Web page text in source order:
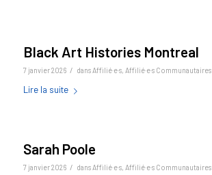
Black Art Histories Montreal
7 janvier 2026 / dans Affilié·e·s, Affilié·e·s Communautaires
Lire la suite
Sarah Poole
7 janvier 2026 / dans Affilié·e·s, Affilié·e·s Communautaires